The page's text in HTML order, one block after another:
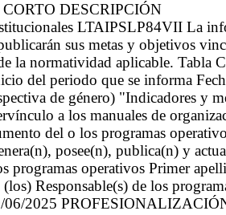
DESCRIPCIÓN
LTAIPSLP84VII La
sus metas y objetivos
la normatividad aplicable. Tabla
del periodo que se informa
de género) "Indicadores y
a los manuales de
del o los programas
posee(n), publica(n) y
programas operativos Primer
Responsable(s) de los
2025